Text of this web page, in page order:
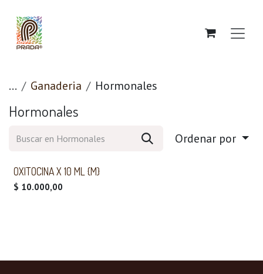
... Ganaderia Hormonales
Hormonales
Ordenar por
OXITOCINA X 10 ML {M}
$ 10.000,00